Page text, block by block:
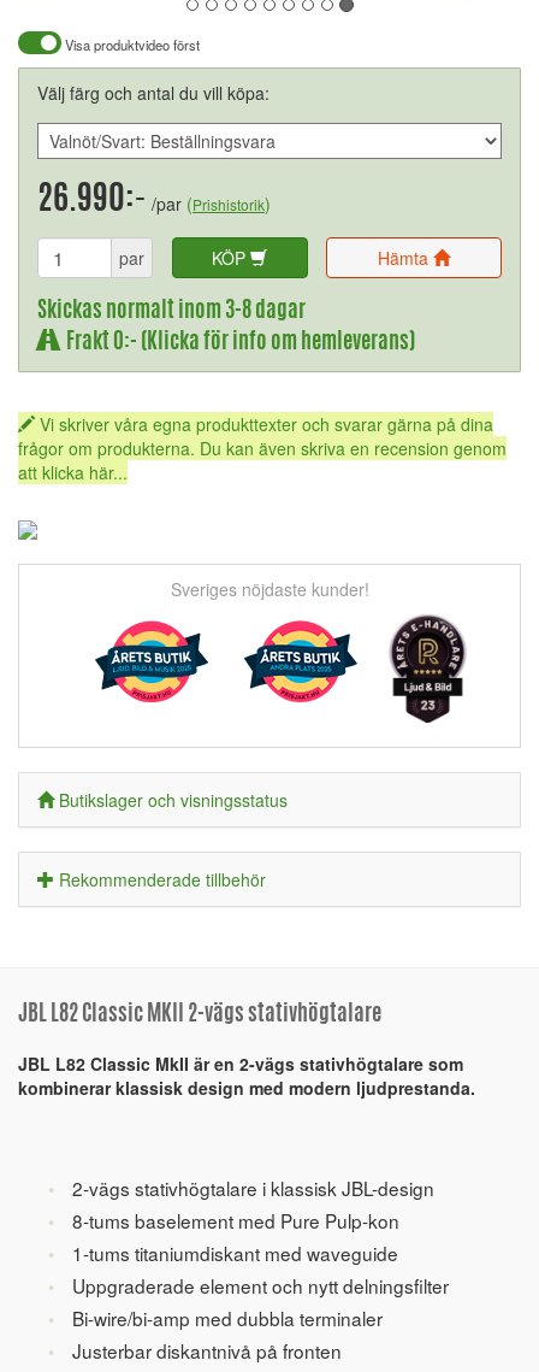
Visa produktvideo först
Välj färg och antal du vill köpa:
26.990:- /par (Prishistorik)
par KÖP Hämta
Skickas normalt inom 3-8 dagar
Frakt 0:- (Klicka för info om hemleverans)
Vi skriver våra egna produkttexter och svarar gärna på dina
frågor om produkterna. Du kan även skriva en recension genom
att klicka här...
Sveriges nöjdaste kunder!
Butikslager och visningsstatus
Rekommenderade tillbehör
JBL L82 Classic MKII 2-vägs stativhögtalare
JBL L82 Classic MkII är en 2-vägs stativhögtalare som
kombinerar klassisk design med modern ljudprestanda.
2-vägs stativhögtalare i klassisk JBL-design
8-tums baselement med Pure Pulp-kon
1-tums titaniumdiskant med waveguide
Uppgraderade element och nytt delningsfilter
Bi-wire/bi-amp med dubbla terminaler
Justerbar diskantnivå på fronten